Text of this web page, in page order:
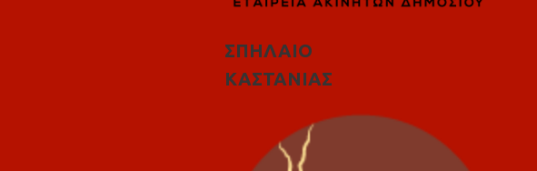
ΣΠΗΛΑΙΟ
ΚΑΣΤΑΝΙΑΣ